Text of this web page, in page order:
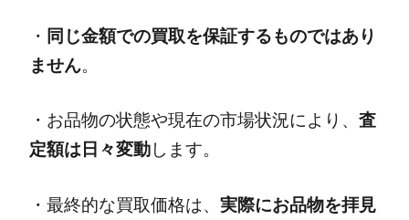
・ 同じ金額での買取を保証するものではあり
ません。
・お品物の状態や現在の市場状況により、 査
定額は日々変動します。
・最終的な買取価格は、 実際にお品物を拝見